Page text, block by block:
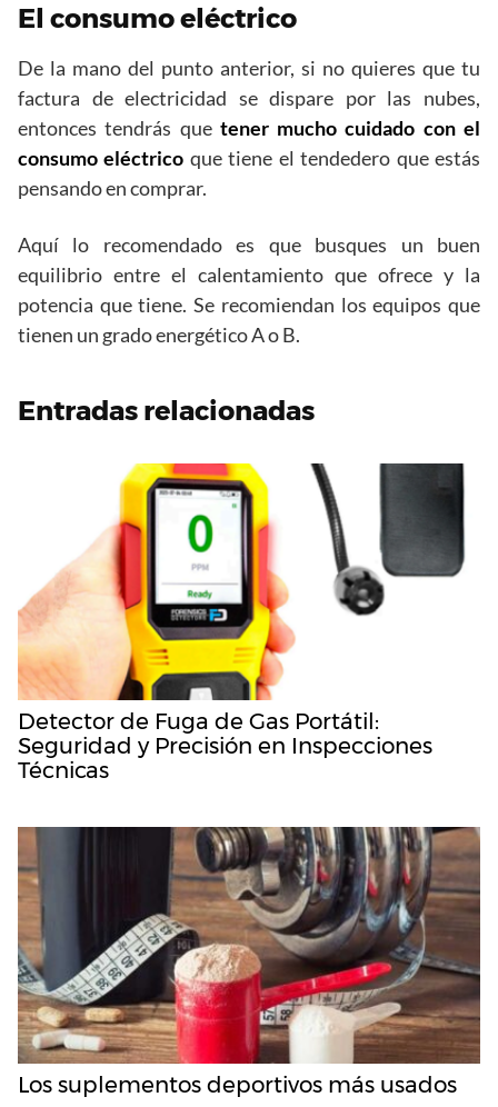
El consumo eléctrico
De la mano del punto anterior, si no quieres que tu
factura de electricidad se dispare por las nubes,
entonces tendrás que tener mucho cuidado con el
consumo eléctrico que tiene el tendedero que estás
pensando en comprar.
Aquí lo recomendado es que busques un buen
equilibrio entre el calentamiento que ofrece y la
potencia que tiene. Se recomiendan los equipos que
tienen un grado energético A o B.
Entradas relacionadas
Detector de Fuga de Gas Portátil:
Seguridad y Precisión en Inspecciones
Técnicas
Los suplementos deportivos más usados